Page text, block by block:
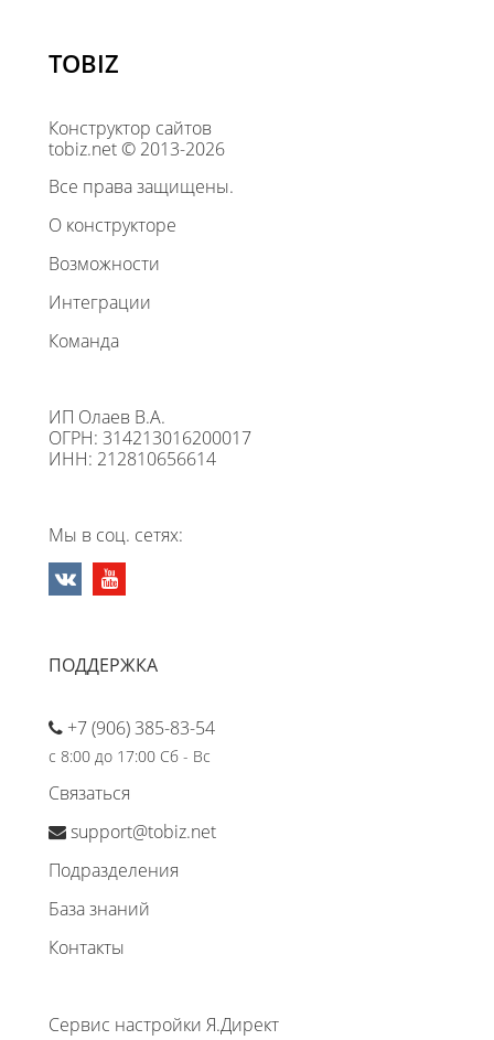
TOBIZ
Конструктор сайтов
tobiz.net © 2013-2026
Все права защищены.
О конструкторе
Возможности
Интеграции
Команда
ИП Олаев В.А.
ОГРН: 314213016200017
ИНН: 212810656614
Мы в соц. сетях:
ПОДДЕРЖКА
+7 (906) 385-83-54
с 8:00 до 17:00 Сб - Вс
Связаться
support@tobiz.net
Подразделения
База знаний
Контакты
Сервис настройки Я.Директ